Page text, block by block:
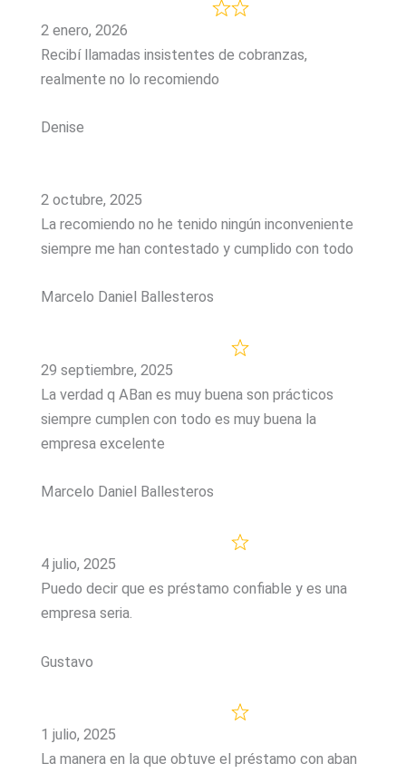
2 enero, 2026
Recibí llamadas insistentes de cobranzas,
realmente no lo recomiendo
Denise
2 octubre, 2025
La recomiendo no he tenido ningún inconveniente
siempre me han contestado y cumplido con todo
Marcelo Daniel Ballesteros
29 septiembre, 2025
La verdad q ABan es muy buena son prácticos
siempre cumplen con todo es muy buena la
empresa excelente
Marcelo Daniel Ballesteros
4 julio, 2025
Puedo decir que es préstamo confiable y es una
empresa seria.
Gustavo
1 julio, 2025
La manera en la que obtuve el préstamo con aban